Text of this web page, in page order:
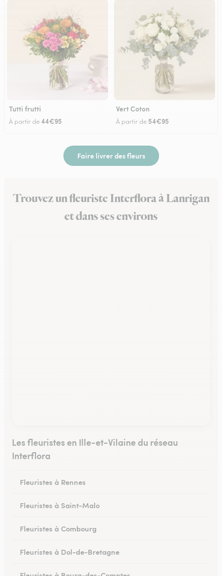
Tutti frutti
À partir de44€95
Vert Coton
À partir de 54€95
Faire livrer des fleurs
Trouvez un fleuriste Interflora à Lanrigan
et dans ses environs
Les fleuristes en Ille-et-Vilaine du réseau
Interflora
Fleuristes à Rennes
Fleuristes à Saint-Malo
Fleuristes à Combourg
Fleuristes à Dol-de-Bretagne